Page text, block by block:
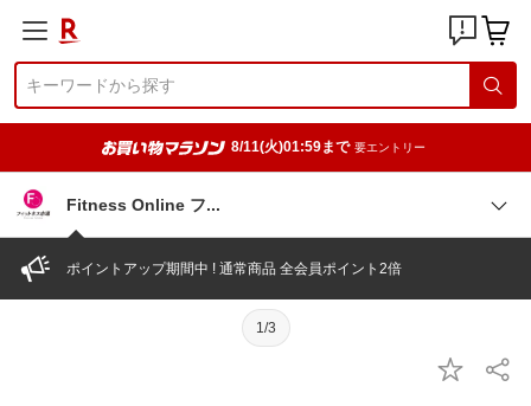
8/11(火)01:59まで 要エントリー
Fitness Online フ
ポイントアップ期間中 ! 通常商品 全会員ポイント2倍
1/3